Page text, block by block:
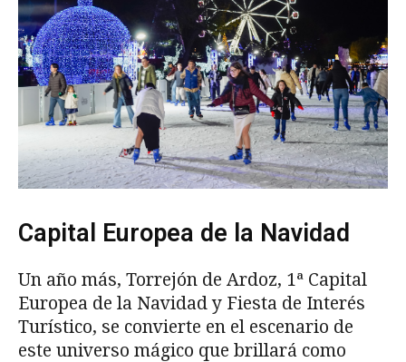
Capital Europea de la Navidad
Un año más, Torrejón de Ardoz, 1ª Capital
Europea de la Navidad y Fiesta de Interés
Turístico, se convierte en el escenario de
este universo mágico que brillará como